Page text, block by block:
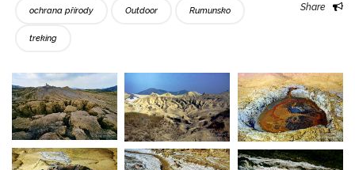
ochrana přírody Outdoor Rumunsko
treking
Share